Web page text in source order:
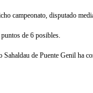
campeonato, disputado
de 6 posibles.
de Puente Genil ha